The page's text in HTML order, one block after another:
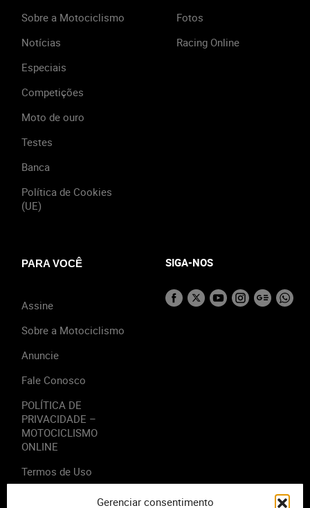
Gerenciar consentimento
Sobre a Motociclismo
Notícias
Especiais
Competições
Moto de ouro
Testes
Banca
Política de Cookies
(UE)
Fotos
Racing Online
PARA VOCÊ
Assine
Sobre a Motociclismo
Anuncie
Fale Conosco
POLÍTICA DE
PRIVACIDADE –
MOTOCICLISMO
ONLINE
Termos de Uso
SIGA-NOS